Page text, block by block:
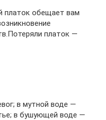
платок обещает вам
платок —
в мутной воде —
в бушующей воде —